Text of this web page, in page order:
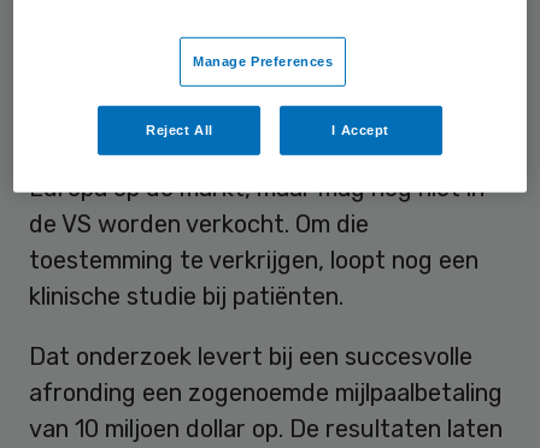
Ruconest, een middel tegen zwellingen van
zachte weefsels, is het belangrijkste
medicijn van Pharming. Het is sinds 2010 in
Europa op de markt, maar mag nog niet in
de VS worden verkocht. Om die
toestemming te verkrijgen, loopt nog een
klinische studie bij patiënten.
Dat onderzoek levert bij een succesvolle
afronding een zogenoemde mijlpaalbetaling
van 10 miljoen dollar op. De resultaten laten
Manage Preferences
Reject All I Accept